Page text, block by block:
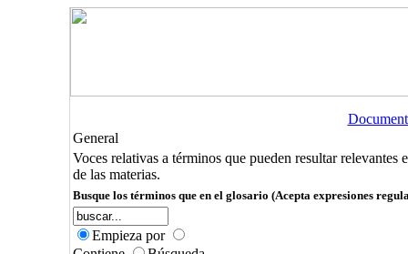
General
Voces relativas a términos que pueden resultar relevantes
de las materias.
Busque los términos que en el glosario (Acepta expresiones
Empieza por